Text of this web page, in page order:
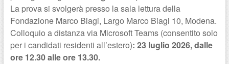
La prova si svolgerà presso la sala lettura della
Fondazione Marco Biagi, Largo Marco Biagi 10, Modena.
Colloquio a distanza via Microsoft Teams (consentito solo
per i candidati residenti all’estero): 23 luglio 2026, dalle
ore 12.30 alle ore 13.30.